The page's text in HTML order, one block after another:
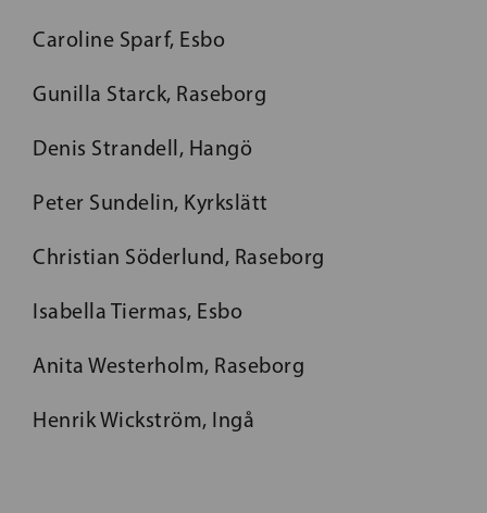
Caroline Sparf, Esbo
Gunilla Starck, Raseborg
Denis Strandell, Hangö
Peter Sundelin, Kyrkslätt
Christian Söderlund, Raseborg
Isabella Tiermas, Esbo
Anita Westerholm, Raseborg
Henrik Wickström, Ingå